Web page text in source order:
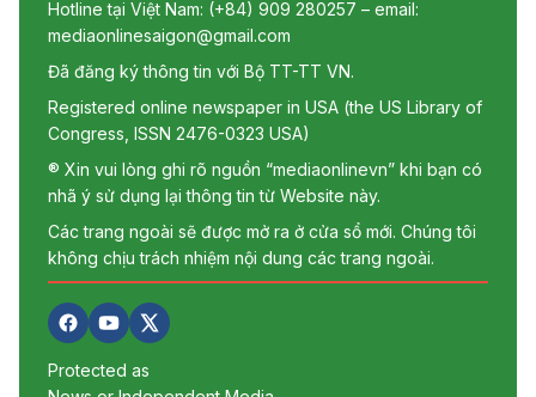
Hotline tại Việt Nam: (+84) 909 280257 – email:
mediaonlinesaigon@gmail.com
Đã đăng ký thông tin với Bộ TT-TT VN.
Registered online newspaper in USA (the US Library of
Congress, ISSN 2476-0323 USA)
® Xin vui lòng ghi rõ nguồn “mediaonlinevn” khi bạn có
nhã ý sử dụng lại thông tin từ Website này.
Các trang ngoài sẽ được mở ra ở cửa sổ mới. Chúng tôi
không chịu trách nhiệm nội dung các trang ngoài.
Protected as